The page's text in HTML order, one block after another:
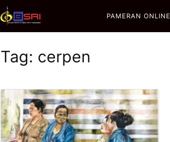
PAMERAN ONLINE
Tag: cerpen